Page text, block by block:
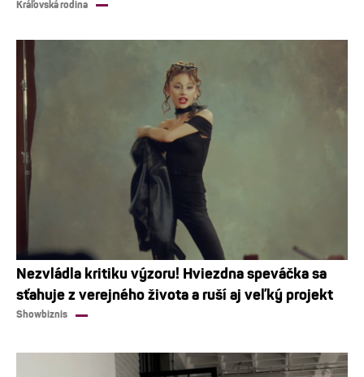
Kráľovská rodina
Nezvládla kritiku výzoru! Hviezdna speváčka sa
sťahuje z verejného života a ruší aj veľký projekt
Showbiznis